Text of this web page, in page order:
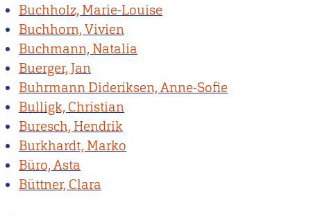
Buchholz, Marie-Louise
Buchhorn, Vivien
Buchmann, Natalia
Buerger, Jan
Buhrmann Dideriksen, Anne-Sofie
Bulligk, Christian
Buresch, Hendrik
Burkhardt, Marko
Büro, Asta
Büttner, Clara